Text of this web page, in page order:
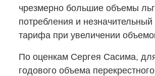
чрезмерно большие объемы
потребления и незначительный
тарифа при увеличении
По оценкам Сергея Сасима,
годового объема перекрестного